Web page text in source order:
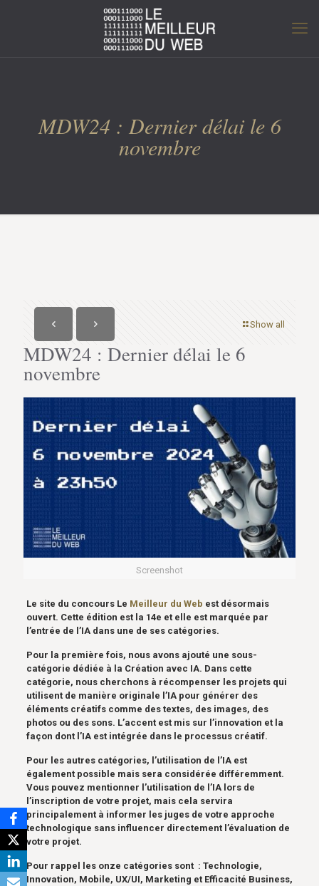
MDW24 : Dernier délai le 6
novembre
Show all
MDW24 : Dernier délai le 6
novembre
Screenshot
Le site du concours Le Meilleur du Web est désormais
ouvert. Cette édition est la 14e et elle est marquée par
l’entrée de l’IA dans une de ses catégories.
Pour la première fois, nous avons ajouté une sous-
catégorie dédiée à la Création avec IA. Dans cette
catégorie, nous cherchons à récompenser les projets qui
utilisent de manière originale l’IA pour générer des
éléments créatifs comme des textes, des images, des
photos ou des sons. L’accent est mis sur l’innovation et la
façon dont l’IA est intégrée dans le processus créatif.
Pour les autres catégories, l’utilisation de l’IA est
également possible mais sera considérée différemment.
Vous pouvez mentionner l’utilisation de l’IA lors de
l’inscription de votre projet, mais cela servira
principalement à informer les juges de votre approche
technologique sans influencer directement l’évaluation de
votre projet.
Pour rappel les onze catégories sont : Technologie,
Innovation, Mobile, UX/UI, Marketing et Efficacité Business,